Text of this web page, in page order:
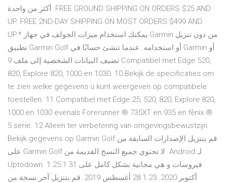
أكثر من واحدة. FREE GROUND SHIPPING ON ORDERS $25 AND
UP. FREE 2ND-DAY SHIPPING ON MOST ORDERS $499 AND
UP.* يمكنك استخدام ميزات الجولف في جهاز Garmin من دون تنزيل
تطبيق Garmin Golf أو استخدامه. عندما تنشئ حسابًا في Garmin أو
تضيف البيانات الشخصية إلى ملف 9 Compatibel met Edge 520,
820, Explore 820, 1000 en 1030. 10 Bekijk de specificaties om
te zien welke gegevens u kunt weergeven op compatibele
toestellen. 11 Compatibel met Edge 25, 520, 820, Explore 820,
1000 en 1030 evenals Forerunner ® 735XT en 935 en fēnix ®
5 serie. 12 Alleen ter verbetering van omgevingsbewustzijn.
Bekijk gegevens op ‫قم بتنزيل الإصدارات السابقة من Garmin Golf
لـ Android. لا تحتوي جميع النسخ القديمة من Garmin Golf على
فيروسات و هي مجانية بشكل كامل على Uptodown. 1.25.1 31
أكتوبر 2020. 1.23 28 أغسطس 2019. قم بتنزيل آخر نسخة من